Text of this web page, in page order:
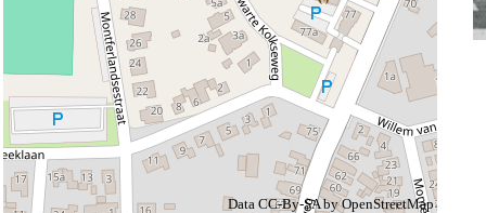
Data CC-By-SA byOpenStreetMap